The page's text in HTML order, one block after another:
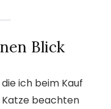
Blick
ich beim Kauf
beachten